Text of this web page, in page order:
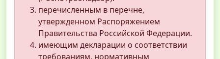
перечисленным в перечне,
утвержденном Распоряжением
Правительства Российской Федерации.
имеющим декларации о соответствии
требованиям, нормативным